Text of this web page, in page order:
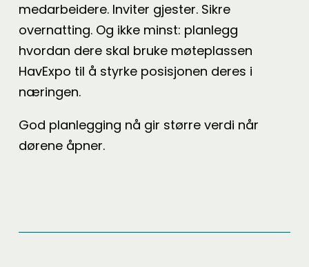
medarbeidere. Inviter gjester. Sikre
overnatting. Og ikke minst: planlegg
hvordan dere skal bruke møteplassen
HavExpo til å styrke posisjonen deres i
næringen.
God planlegging nå gir større verdi når
dørene åpner.